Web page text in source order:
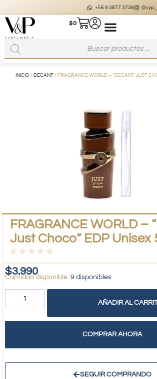
+56 9 3877 3738 @vyp_store.chile
$0
INICIO / DECANT/ FRAGRANCE WORLD – “DECANT JUST
FRAGRANCE WORLD –
Just Choco” EDP Unisex
$3.990 9 disponibles
AÑADIR AL
COMPRAR AHORA
SEGUIR COMPRANDO